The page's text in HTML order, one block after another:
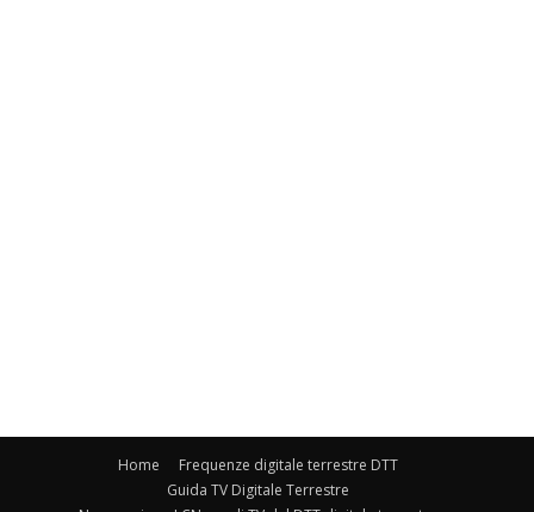
Home
Frequenze digitale terrestre DTT
Guida TV Digitale Terrestre